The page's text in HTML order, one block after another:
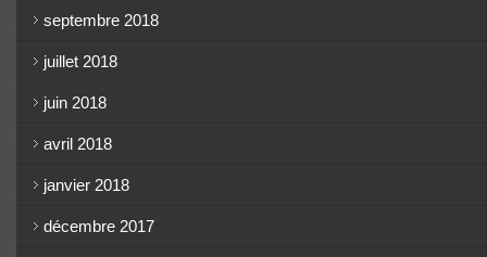
septembre 2018
juillet 2018
juin 2018
avril 2018
janvier 2018
décembre 2017